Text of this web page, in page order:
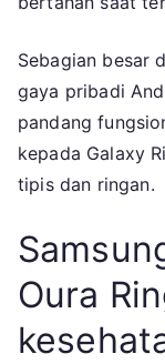
Sebagian besar
gaya pribadi
pandang
kepada Galaxy
tipis dan ringan.
Oura